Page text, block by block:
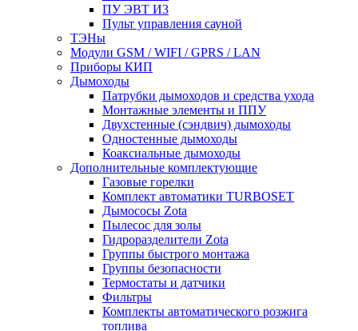
ПУ ЭВТ И3
Пульт управления сауной
ТЭНы
Модули GSM / WIFI / GPRS / LAN
Приборы КИП
Дымоходы
Патрубки дымоходов и средства ухода
Монтажные элементы и ППУ
Двухстенные (сэндвич) дымоходы
Одностенные дымоходы
Коаксиальные дымоходы
Дополнительные комплектующие
Газовые горелки
Комплект автоматики TURBOSET
Дымососы Zota
Пылесос для золы
Гидроразделители Zota
Группы быстрого монтажа
Группы безопасности
Термостаты и датчики
Фильтры
Комплекты автоматического розжига
топлива